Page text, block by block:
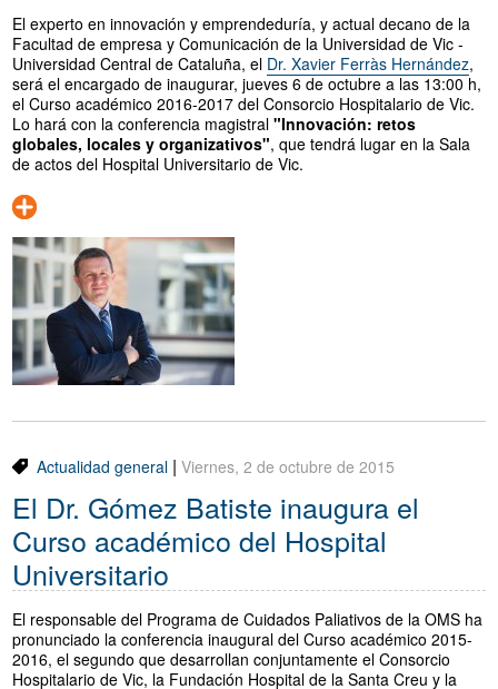
El experto en innovación y emprendeduría, y actual decano de la
Facultad de empresa y Comunicación de la Universidad de Vic -
Universidad Central de Cataluña, el Dr. Xavier Ferràs Hernández,
será el encargado de inaugurar, jueves 6 de octubre a las 13:00 h,
el Curso académico 2016-2017 del Consorcio Hospitalario de Vic.
Lo hará con la conferencia magistral "Innovación: retos
globales, locales y organizativos", que tendrá lugar en la Sala
de actos del Hospital Universitario de Vic.
Actualidad general| Viernes, 2 de octubre de 2015
El Dr. Gómez Batiste inaugura el
Curso académico del Hospital
Universitario
El responsable del Programa de Cuidados Paliativos de la OMS ha
pronunciado la conferencia inaugural del Curso académico 2015-
2016, el segundo que desarrollan conjuntamente el Consorcio
Hospitalario de Vic, la Fundación Hospital de la Santa Creu y la